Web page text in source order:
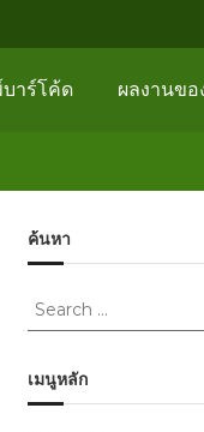
าร์โค้ด ผลงานขอ
ค้นหา
Search
เมนูหลัก